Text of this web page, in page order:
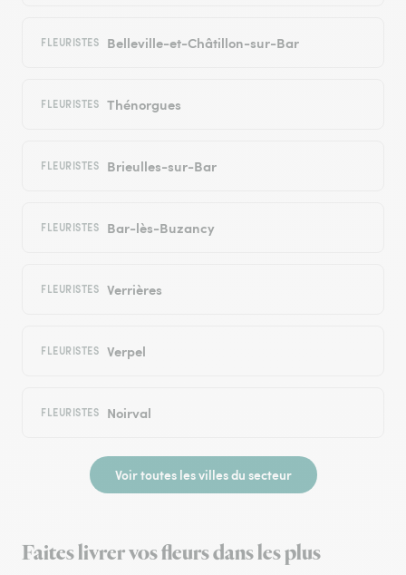
FLEURISTES Belleville-et-Châtillon-sur-Bar
FLEURISTES Thénorgues
FLEURISTES Brieulles-sur-Bar
FLEURISTES Bar-lès-Buzancy
FLEURISTES Verrières
FLEURISTES Verpel
FLEURISTES Noirval
Voir toutes les villes du secteur
Faites livrer vos fleurs dans les plus